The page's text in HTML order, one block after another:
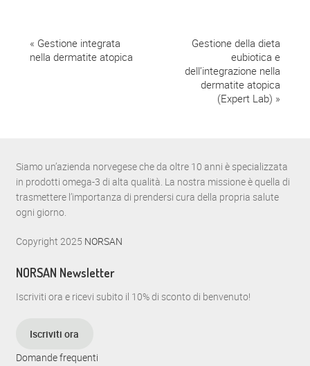
o
N
a
v
g
a
i
« Gestione integrata
nella dermatite atopica
Gestione della dieta
eubiotica e
dell’integrazione nella
dermatite atopica
(Expert Lab) »
Siamo un’azienda norvegese che da oltre 10 anni è specializzata
in prodotti omega-3 di alta qualità. La nostra missione è quella di
trasmettere l’importanza di prendersi cura della propria salute
ogni giorno.
Copyright 2025 NORSAN
NORSAN Newsletter
Iscriviti ora e ricevi subito il 10% di sconto di benvenuto!
Iscriviti ora
Domande frequenti